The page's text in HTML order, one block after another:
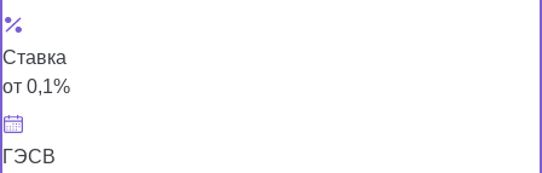
Ставка
от 0,1%
ГЭСВ